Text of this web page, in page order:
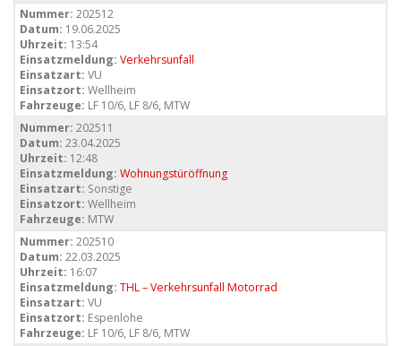
Nummer: 202512
Datum: 19.06.2025
Uhrzeit: 13:54
Einsatzmeldung: Verkehrsunfall
Einsatzart: VU
Einsatzort: Wellheim
Fahrzeuge: LF 10/6, LF 8/6, MTW
Nummer: 202511
Datum: 23.04.2025
Uhrzeit: 12:48
Einsatzmeldung: Wohnungstüröffnung
Einsatzart: Sonstige
Einsatzort: Wellheim
Fahrzeuge: MTW
Nummer: 202510
Datum: 22.03.2025
Uhrzeit: 16:07
Einsatzmeldung: THL – Verkehrsunfall Motorrad
Einsatzart: VU
Einsatzort: Espenlohe
Fahrzeuge: LF 10/6, LF 8/6, MTW